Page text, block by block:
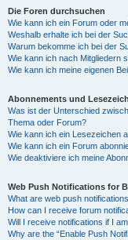
Die Foren durchsuchen
Wie kann ich ein Forum oder
Weshalb erhalte ich bei der
Warum bekomme ich bei der
Wie kann ich nach Mitgliedern
Wie kann ich meine eigenen
Abonnements und
Was ist der Unterschied
Thema oder Forum?
Wie kann ich ein Lesezeichen
Wie kann ich ein Forum
Wie deaktiviere ich meine
Web Push Notifications for
What are web push
How can I receive forum
Will I receive notifications if I
Why are the “Enable Push